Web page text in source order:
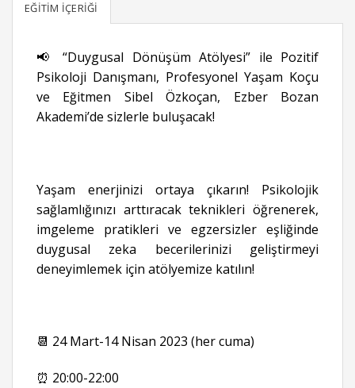
EĞITIM İÇERIĞI
📢 “Duygusal Dönüşüm Atölyesi” ile Pozitif
Psikoloji Danışmanı, Profesyonel Yaşam Koçu
ve Eğitmen Sibel Özkoçan, Ezber Bozan
Akademi’de sizlerle buluşacak!
Yaşam enerjinizi ortaya çıkarın! Psikolojik
sağlamlığınızı arttıracak teknikleri öğrenerek,
imgeleme pratikleri ve egzersizler eşliğinde
duygusal zeka becerilerinizi geliştirmeyi
deneyimlemek için atölyemize katılın!
📆 24 Mart-14 Nisan 2023 (her cuma)
⏰ 20:00-22:00